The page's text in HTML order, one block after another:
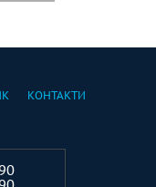
КОНТАКТИ